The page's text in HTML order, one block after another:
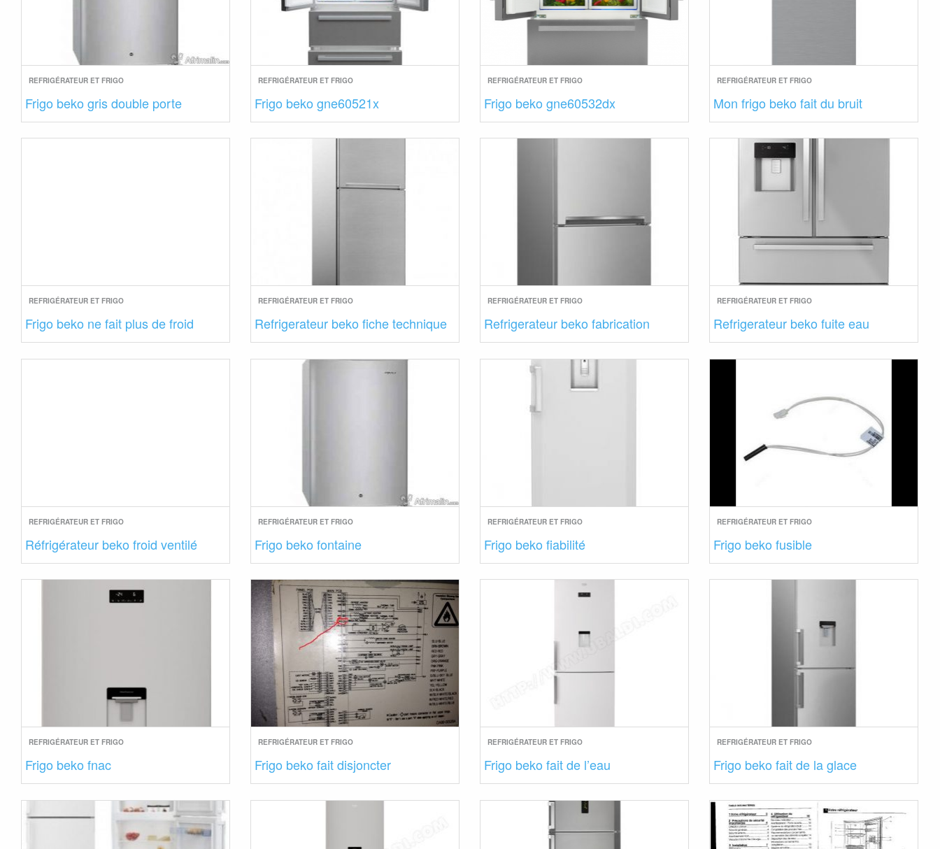
REFRIGÉRATEUR ET FRIGO
Frigo beko gris double porte
REFRIGÉRATEUR ET FRIGO
Frigo beko gne60521x
REFRIGÉRATEUR ET FRIGO
Frigo beko gne60532dx
REFRIGÉRATEUR ET FRIGO
Mon frigo beko fait du bruit
REFRIGÉRATEUR ET FRIGO
Frigo beko ne fait plus de froid
REFRIGÉRATEUR ET FRIGO
Refrigerateur beko fiche technique
REFRIGÉRATEUR ET FRIGO
Refrigerateur beko fabrication
REFRIGÉRATEUR ET FRIGO
Refrigerateur beko fuite eau
REFRIGÉRATEUR ET FRIGO
Réfrigérateur beko froid ventilé
REFRIGÉRATEUR ET FRIGO
Frigo beko fontaine
REFRIGÉRATEUR ET FRIGO
Frigo beko fiabilité
REFRIGÉRATEUR ET FRIGO
Frigo beko fusible
REFRIGÉRATEUR ET FRIGO
Frigo beko fnac
REFRIGÉRATEUR ET FRIGO
Frigo beko fait disjoncter
REFRIGÉRATEUR ET FRIGO
Frigo beko fait de l’eau
REFRIGÉRATEUR ET FRIGO
Frigo beko fait de la glace